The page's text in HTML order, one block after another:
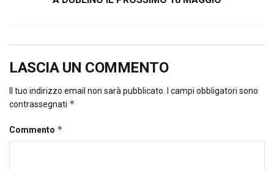
LASCIA UN COMMENTO
Il tuo indirizzo email non sarà pubblicato.
I campi obbligatori sono
contrassegnati *
Commento *